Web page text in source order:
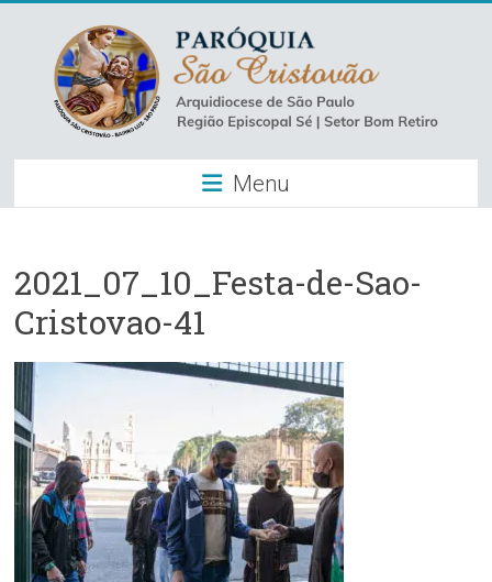
content
Paróquia
São
–
Luz
Arquidiocese
São
Paulo
Região
Episcopal
Sé
Menu
2021_07_10_Festa-de-Sao-
Cristovao-41